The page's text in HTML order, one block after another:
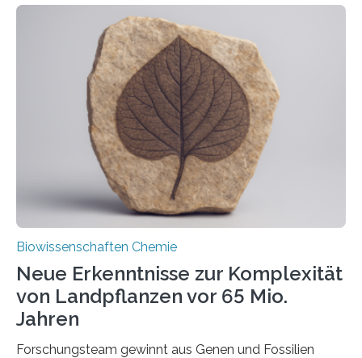
der Ruhr-Universität Bochum um Prof. Dr. Ralf Erdmann
und Dr. Ismaila Francis Yusuf hat nun einen bislang
unbekannten Qualitätskontrollmechanismus des
peroxisomalen Proteintransports in der Bäckerhefe
Saccharomyces cerevisiae entdeckt, der für die
Funktionsfähigkeit der Organellen entscheidend ist. Die
Studie wurde am 28. Oktober 2025 in der
Fachzeitschrift…
Biowissenschaften Chemie
Neue Erkenntnisse zur Komplexität
von Landpflanzen vor 65 Mio.
Jahren
Forschungsteam gewinnt aus Genen und Fossilien